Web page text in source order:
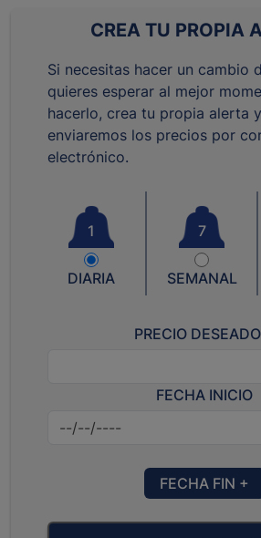
CREA TU PROPIA
Si necesitas hacer un cambio
quieres esperar al mejor
hacerlo, crea tu propia alerta
enviaremos los precios por
electrónico.
1
DIARIA
7
SEMANAL
PRECIO
FECHA INICIO
FECHA FIN +